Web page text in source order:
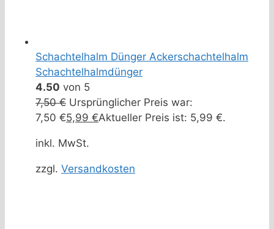
Schachtelhalm Dünger Ackerschachtelhalm
Schachtelhalmdünger
4.50 von 5
7,50€ Ursprünglicher Preis war:
7,50 €5,99 €Aktueller Preis ist: 5,99 €.
inkl. MwSt.
zzgl. Versandkosten